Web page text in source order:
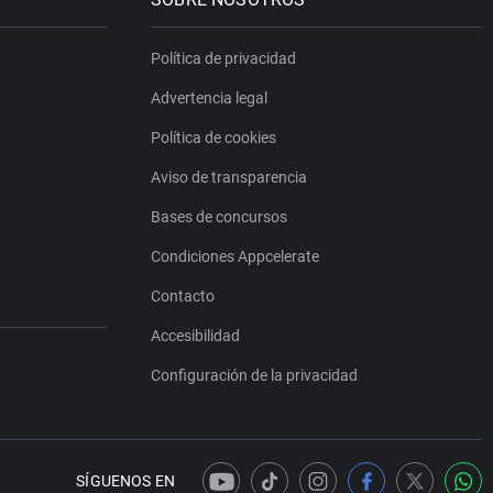
Política de privacidad
Advertencia legal
Política de cookies
Aviso de transparencia
Bases de concursos
Condiciones Appcelerate
Contacto
Accesibilidad
Configuración de la privacidad
SÍGUENOS EN